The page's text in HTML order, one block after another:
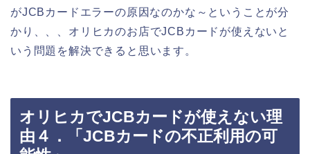
がJCBカードエラーの原因なのかな～ということが分
かり、、、オリヒカのお店でJCBカードが使えないと
いう問題を解決できると思います。
オリヒカでJCBカードが使えない理
由４．「JCBカードの不正利用の可